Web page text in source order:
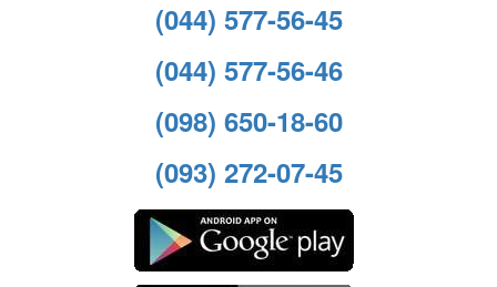
(044) 577-56-45
(044) 577-56-46
(098) 650-18-60
(093) 272-07-45